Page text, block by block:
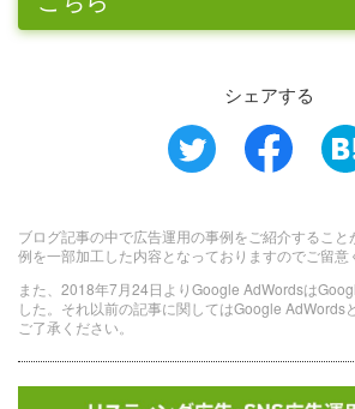
シェアする
ブログ記事の中で広告運用の事例をご紹介するこ
例を一部加工した内容となっておりますのでご留意
また、2018年7月24日よりGoogle AdWordsは
した。それ以前の記事に関してはGoogle AdWords
ご了承ください。